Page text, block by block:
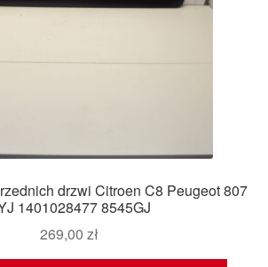
drzwi Citroen C8 Peugeot 807
1401028477 8545GJ
269,00 zł